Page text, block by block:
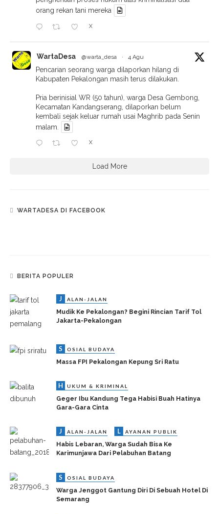
orang rekan tani mereka
X
WartaDesa @warta_desa · 4 Agu
Pencarian seorang warga dilaporkan hilang di
Kabupaten Pekalongan masih terus dilakukan.
Pria berinisial WR (50 tahun), warga Desa Gembong,
Kecamatan Kandangserang, dilaporkan belum
kembali sejak keluar rumah usai Maghrib pada Senin
malam.
X
Load More
WARTADESA DI FACEBOOK
BERITA POPULER
J ALAN-JALAN
Mudik Ke Pekalongan? Begini Rincian Tarif Tol
Jakarta-Pekalongan
S OSIAL BUDAYA
Massa FPI Pekalongan Kepung Sri Ratu
H UKUM & KRIMINAL
Geger Ibu Kandung Tega Habisi Buah Hatinya
Gara-Gara Cinta
J ALAN-JALAN L AYANAN PUBLIK
Habis Lebaran, Warga Sudah Bisa Ke
Karimunjawa Dari Pelabuhan Batang
S OSIAL BUDAYA
Warga Jenggot Gantung Diri Di Sebuah Hotel Di
Semarang